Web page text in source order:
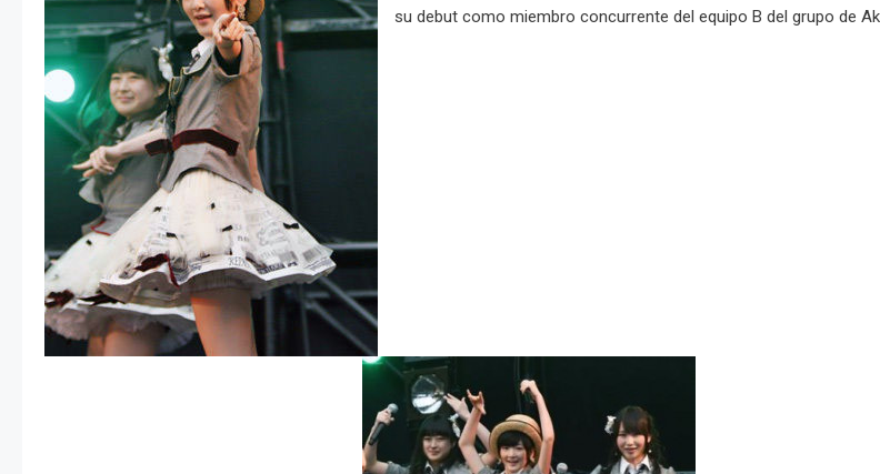
su debut como miembro concurrente del equipo B del grupo de